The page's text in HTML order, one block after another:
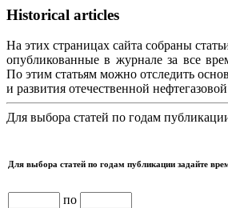
Historical articles
На этих страницах сайта собраны
опубликованные в журнале за все
По этим статьям можно отследить
и развития отечественной
Для выбора статей по годам
Для выбора статей по годам публикации задайте
по